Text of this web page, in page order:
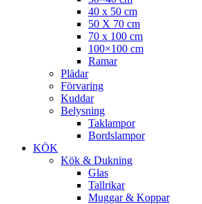
40 x 50 cm
50 X 70 cm
70 x 100 cm
100×100 cm
Ramar
Plädar
Förvaring
Kuddar
Belysning
Taklampor
Bordslampor
KÖK
Kök & Dukning
Glas
Tallrikar
Muggar & Koppar